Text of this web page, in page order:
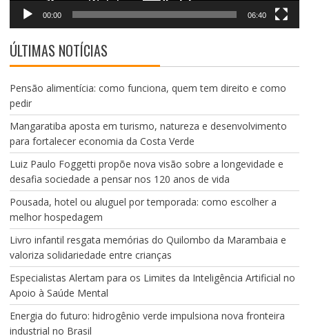
00:00 06:40
ÚLTIMAS NOTÍCIAS
Pensão alimentícia: como funciona, quem tem direito e como
pedir
Mangaratiba aposta em turismo, natureza e desenvolvimento
para fortalecer economia da Costa Verde
Luiz Paulo Foggetti propõe nova visão sobre a longevidade e
desafia sociedade a pensar nos 120 anos de vida
Pousada, hotel ou aluguel por temporada: como escolher a
melhor hospedagem
Livro infantil resgata memórias do Quilombo da Marambaia e
valoriza solidariedade entre crianças
Especialistas Alertam para os Limites da Inteligência Artificial no
Apoio à Saúde Mental
Energia do futuro: hidrogênio verde impulsiona nova fronteira
industrial no Brasil